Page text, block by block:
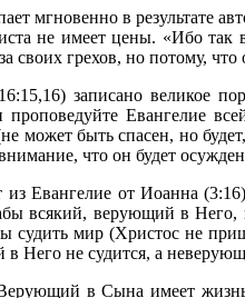
мгновенно в результате
не имеет цены. «Ибо так
своих грехов, но потому,
записано великое
Евангелие
может быть спасен, но
что он будет
из Евангелие от Иоанна
всякий, верующий в
судить мир (Христос не
Него не судится, а
в Сына имеет